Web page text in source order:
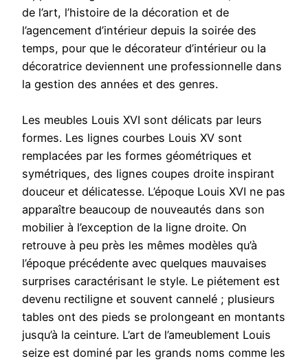
de l’art, l’histoire de la décoration et de
l’agencement d’intérieur depuis la soirée des
temps, pour que le décorateur d’intérieur ou la
décoratrice deviennent une professionnelle dans
la gestion des années et des genres.
Les meubles Louis XVI sont délicats par leurs
formes. Les lignes courbes Louis XV sont
remplacées par les formes géométriques et
symétriques, des lignes coupes droite inspirant
douceur et délicatesse. L’époque Louis XVI ne pas
apparaître beaucoup de nouveautés dans son
mobilier à l’exception de la ligne droite. On
retrouve à peu près les mêmes modèles qu’à
l’époque précédente avec quelques mauvaises
surprises caractérisant le style. Le piétement est
devenu rectiligne et souvent cannelé ; plusieurs
tables ont des pieds se prolongeant en montants
jusqu’à la ceinture. L’art de l’ameublement Louis
seize est dominé par les grands noms comme les